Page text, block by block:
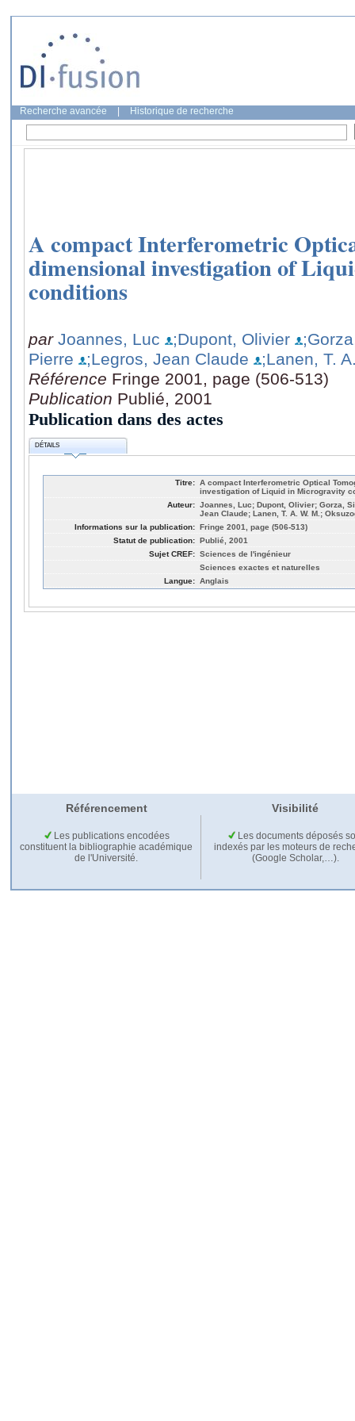
Recherche avancée Historique de recherche
A compact Interferometric
dimensional investigation of
conditions
par Joannes, Luc ;Dupont, Olivier
Pierre
;Legros, Jean Claude
;Lanen, T.
Référence Fringe 2001, page (506-513)
Publication Publié, 2001
Publication dans des actes
DÉTAILS
Titre: A compact Interferometric Optical
investigation of Liquid in Microgravity
Auteur: Joannes, Luc; Dupont, Olivier; Gorza,
Jean Claude; Lanen, T. A. W. M.;
Informations sur la publication: Fringe 2001, page (506-513)
Statut de publication: Publié, 2001
Sujet CREF: Sciences de l'ingénieur
Sciences exactes et naturelles
Langue: Anglais
Référencement Visibilité
Les publications encodées
constituent la bibliographie académique
de l'Université.
Les documents déposés
indexés par les moteurs de
(Google Scholar,…).